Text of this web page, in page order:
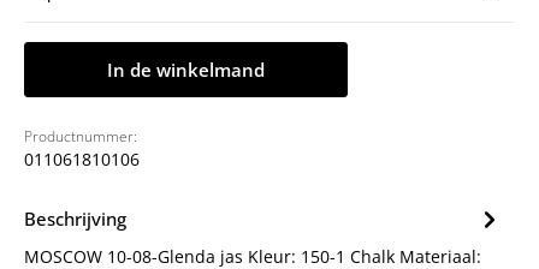
In de winkelmand
Productnummer:
011061810106
Beschrijving
MOSCOW 10-08-Glenda jas Kleur: 150-1 Chalk Materiaal: